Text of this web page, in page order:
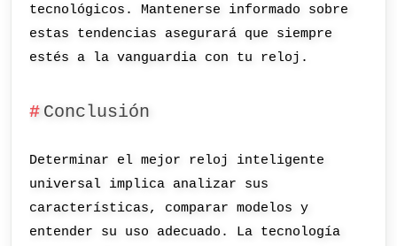
tecnológicos. Mantenerse informado sobre
estas tendencias asegurará que siempre
estés a la vanguardia con tu reloj.
Conclusión
Determinar el mejor reloj inteligente
universal implica analizar sus
características, comparar modelos y
entender su uso adecuado. La tecnología